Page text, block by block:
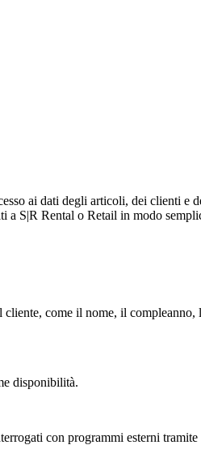
ai dati degli articoli, dei clienti e
S|R Rental o Retail in modo
come il nome, il compleanno,
disponibilità.
con programmi esterni